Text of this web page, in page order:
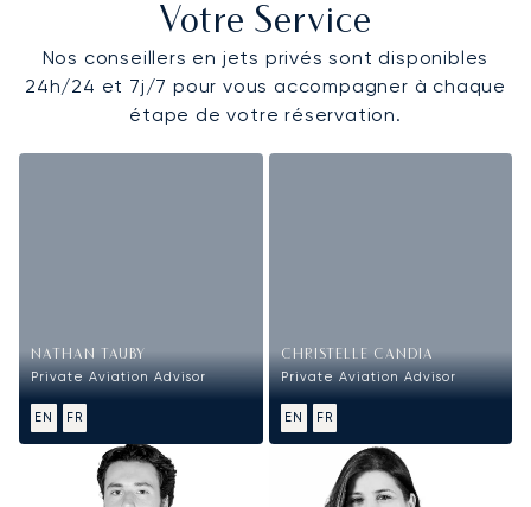
Votre Service
Nos conseillers en jets privés sont disponibles
24h/24 et 7j/7 pour vous accompagner à chaque
étape de votre réservation.
NATHAN TAUBY
Private Aviation Advisor
EN FR
CHRISTELLE CANDIA
Private Aviation Advisor
EN FR